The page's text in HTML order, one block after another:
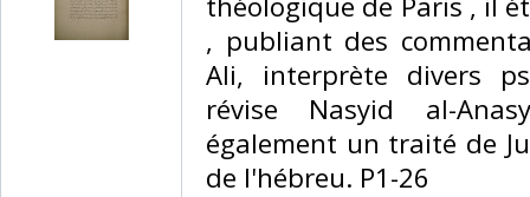
, publiant des
Ali, interprète divers
révise Nasyid al-
également un traité de
de l'hébreu. P1-26 ‎